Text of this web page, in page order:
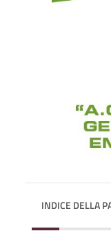
INDICE DELLA